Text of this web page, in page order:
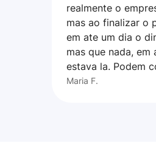
realmente o
mas ao finalizar o
em ate um dia o
mas que nada,
estava la. Podem
Maria F.